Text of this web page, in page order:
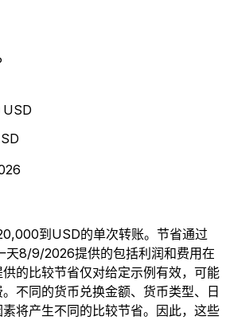
到USD的单次转账。节省通过
天8/9/2026提供的包括利润和费用在
的比较节省仅对给定示例有效，可能
不同的货币兑换金额、货币类型、日
将产生不同的比较节省。因此，这些